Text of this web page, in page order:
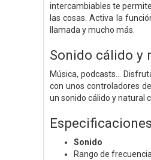
intercambiables te
las cosas. Activa la
llamada y mucho más.
Sonido cálido y
Música, podcasts...
con unos controladores
un sonido cálido y natural
Sonido
Rango de